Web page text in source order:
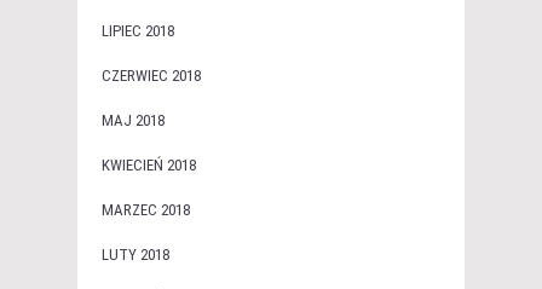
LIPIEC 2018
CZERWIEC 2018
MAJ 2018
KWIECIEŃ 2018
MARZEC 2018
LUTY 2018